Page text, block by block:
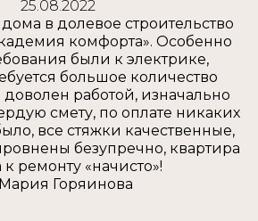
25.08.2022
в долевое строительство
комфорта». Особенно
были к электрике,
большое количество
доволен работой, изначально
смету, по оплате никаких
все стяжки качественные,
безупречно, квартира
к ремонту «начисто»!